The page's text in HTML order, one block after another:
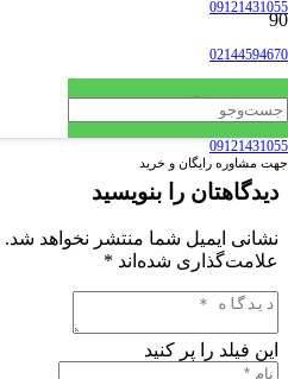
09121431055
02144594670
جهت مشاوره رایگان و خرید
09121431055
جهت مشاوره رایگان و خرید
دیدگاهتان را بنویسید
نشانی ایمیل شما منتشر نخواهد شد.
علامت‌گذاری شده‌اند *
این فیلد را پر کنید